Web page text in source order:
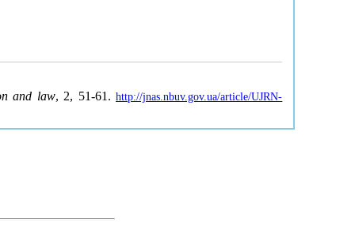
and law, 2, 51-61.http://jnas.nbuv.gov.ua/article/UJRN-